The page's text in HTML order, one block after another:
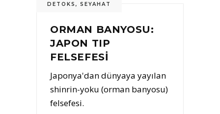
DETOKS , SEYAHAT
ORMAN BANYOSU:
JAPON TIP
FELSEFESI
Japonya'dan dünyaya yayılan
shinrin-yoku (orman banyosu)
felsefesi.